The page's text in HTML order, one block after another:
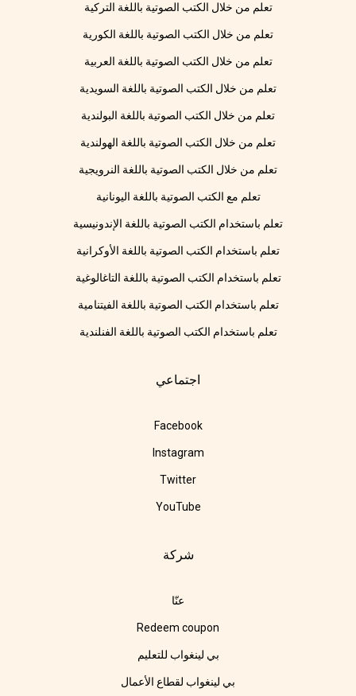
تعلم من خلال الكتب الصوتية باللغة التركية
تعلم من خلال الكتب الصوتية باللغة الكورية
تعلم من خلال الكتب الصوتية باللغة العربية
تعلم من خلال الكتب الصوتية باللغة السويدية
تعلم من خلال الكتب الصوتية باللغة البولندية
تعلم من خلال الكتب الصوتية باللغة الهولندية
تعلم من خلال الكتب الصوتية باللغة النرويجية
تعلم مع الكتب الصوتية باللغة اليونانية
تعلم باستخدام الكتب الصوتية باللغة الإندونيسية
تعلم باستخدام الكتب الصوتية باللغة الأوكرانية
تعلم باستخدام الكتب الصوتية باللغة التاغالوغية
تعلم باستخدام الكتب الصوتية باللغة الفيتنامية
تعلم باستخدام الكتب الصوتية باللغة الفنلندية
اجتماعي
Facebook
Instagram
Twitter
YouTube
شركة
عنّا
Redeem coupon
بي لينغواب للتعليم
بي لينغواب لقطاع الأعمال